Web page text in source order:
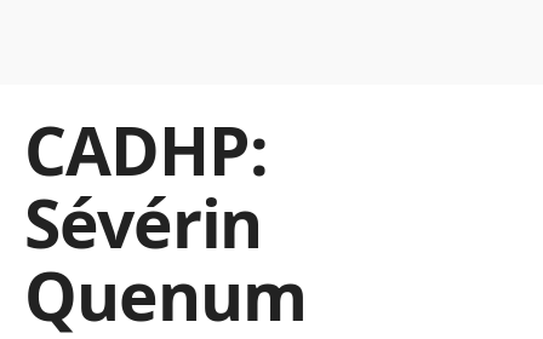
CADHP:
Sévérin
Quenum